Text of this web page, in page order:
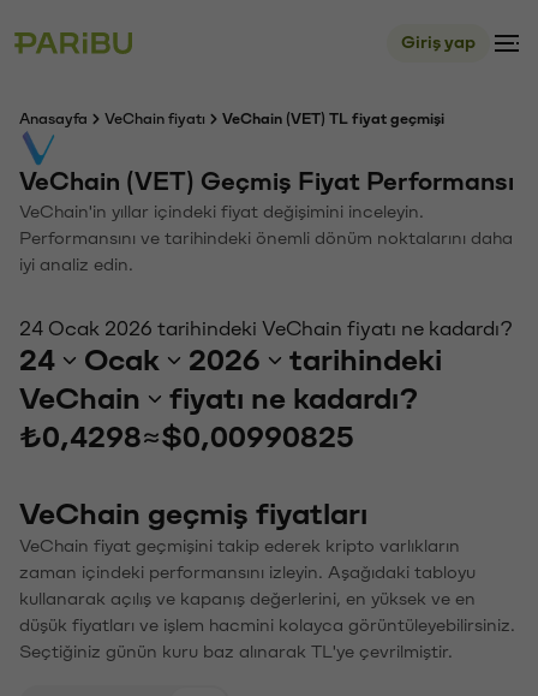
Giriş yap
Anasayfa VeChain fiyatı VeChain (VET) TL fiyat geçmişi
VeChain (VET) Geçmiş Fiyat Performansı
VeChain'in yıllar içindeki fiyat değişimini inceleyin.
Performansını ve tarihindeki önemli dönüm noktalarını daha
iyi analiz edin.
24 Ocak 2026 tarihindeki VeChain fiyatı ne kadardı?
24 Ocak 2026
tarihindeki
VeChain
fiyatı ne kadardı?
₺0,4298≈$0,00990825
VeChain geçmiş fiyatları
VeChain fiyat geçmişini takip ederek kripto varlıkların
zaman içindeki performansını izleyin. Aşağıdaki tabloyu
kullanarak açılış ve kapanış değerlerini, en yüksek ve en
düşük fiyatları ve işlem hacmini kolayca görüntüleyebilirsiniz.
Seçtiğiniz günün kuru baz alınarak TL'ye çevrilmiştir.